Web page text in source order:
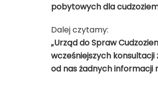
pobytowych dla
Dalej czytamy:
„Urząd do Spraw
wcześniejszych konsultacji
od nas żadnych informacji